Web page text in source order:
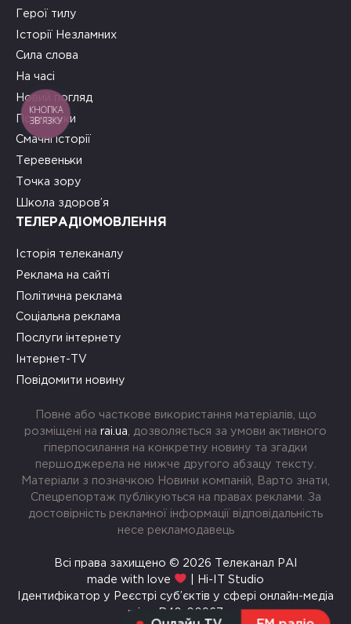
Герої тилу
Історії Незламних
Сила слова
На часі
Новий погляд
Подружки
Смачні історії
Теревеньки
Точка зору
Школа здоров’я
ТЕЛЕРАДІОМОВЛЕННЯ
Історія телеканалу
Реклама на сайті
Політична реклама
Соціальна реклама
Послуги інтернету
Інтернет-TV
Повідомити новину
Повне або часткове використання матеріалів, що
розміщені на rai.ua , дозволяється за умови активного
гіперпосилання на конкретну новину та згадки
першоджерела не нижче другого абзацу тексту.
Матеріали з позначкою Новини компаній, Варто знати,
Спецрепортаж публікуються на правах реклами. За
достовірність рекламної інформації відповідальність
несе рекламодавець
Всі права захищено © 2026 Телеканал РАІ
made with love
| Hi-IT Studio
Ідентифікатор у Реєстрі суб’єктів у сфері онлайн-медіа
rai.ua R40-00967
КНОПКА
ЗВ'ЯЗКУ